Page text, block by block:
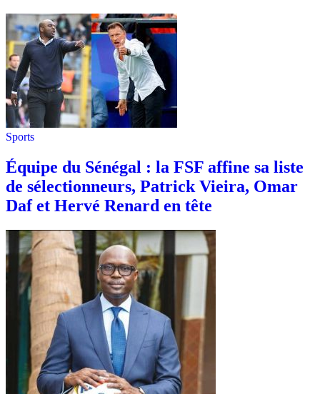
Sports
Équipe du Sénégal : la FSF affine sa liste
de sélectionneurs, Patrick Vieira, Omar
Daf et Hervé Renard en tête